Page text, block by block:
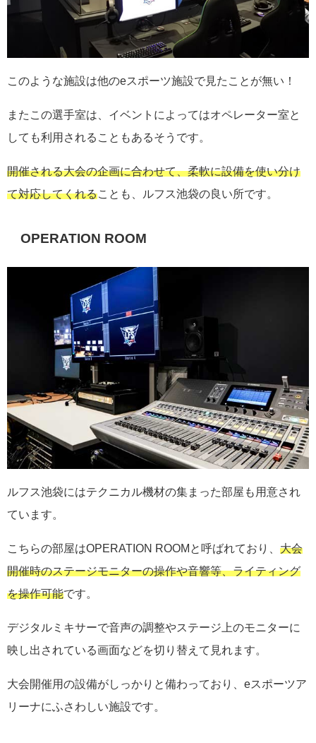
このような施設は他のeスポーツ施設で見たことが無い！
またこの選手室は、イベントによってはオペレーター室と
しても利用されることもあるそうです。
開催される大会の企画に合わせて、柔軟に設備を使い分け
て対応してくれることも、ルフス池袋の良い所です。
OPERATION ROOM
ルフス池袋にはテクニカル機材の集まった部屋も用意され
ています。
こちらの部屋はOPERATION ROOMと呼ばれており、 大会
開催時のステージモニターの操作や音響等、ライティング
を操作可能です。
デジタルミキサーで音声の調整やステージ上のモニターに
映し出されている画面などを切り替えて見れます。
大会開催用の設備がしっかりと備わっており、eスポーツア
リーナにふさわしい施設です。